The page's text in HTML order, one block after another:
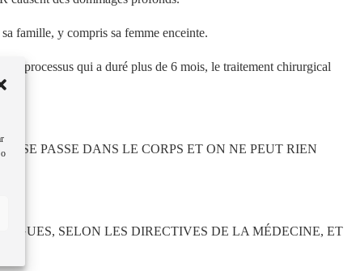
famille, y compris sa femme enceinte.
un processus qui a duré plus de 6 mois, le traitement chirurgical
SE PASSE DANS LE CORPS ET ON NE PEUT RIEN
SELON LES DIRECTIVES DE LA MÉDECINE, ET